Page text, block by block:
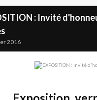
: Invité
2016